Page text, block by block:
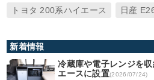
トヨタ 200系ハイエース 日産
新着情報
冷蔵庫や電子レンジを
エースに設置(2026/07/24)